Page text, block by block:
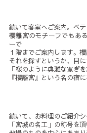
続いて客室へご案内。ベ
櫻離宮のモチーフでもあ
ーで
１階までご案内します。
それを探すというか、目
「桜のように典雅な寛ぎ
『櫻離宮』という名の宿
続いて、お料理のご紹介シ
「宮城の名工」の称号を